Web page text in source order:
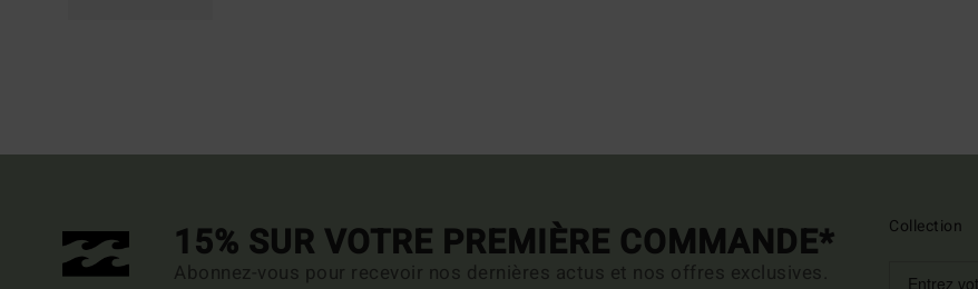
15% SUR VOTRE PREMIÈRE COMMANDE*
Abonnez-vous pour recevoir nos dernières actus et nos offres exclusives.
Collection